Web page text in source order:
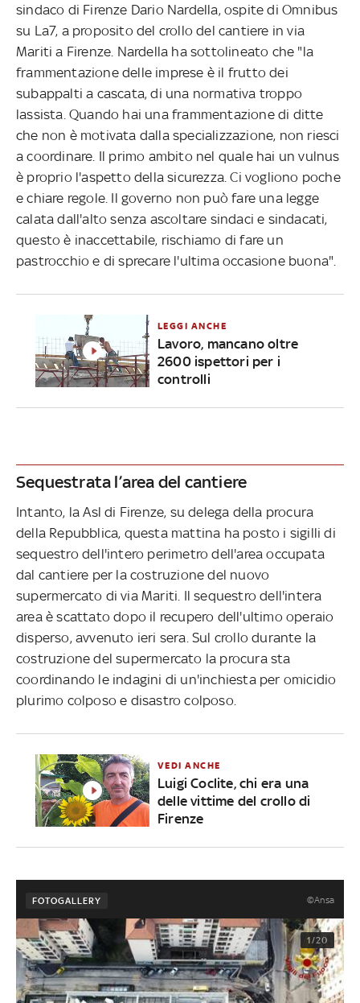
sindaco di Firenze Dario Nardella, ospite di Omnibus
su La7, a proposito del crollo del cantiere in via
Mariti a Firenze. Nardella ha sottolineato che "la
frammentazione delle imprese è il frutto dei
subappalti a cascata, di una normativa troppo
lassista. Quando hai una frammentazione di ditte
che non è motivata dalla specializzazione, non riesci
a coordinare. Il primo ambito nel quale hai un vulnus
è proprio l'aspetto della sicurezza. Ci vogliono poche
e chiare regole. Il governo non può fare una legge
calata dall'alto senza ascoltare sindaci e sindacati,
questo è inaccettabile, rischiamo di fare un
pastrocchio e di sprecare l'ultima occasione buona".
LEGGI ANCHE
Lavoro, mancano oltre
2600 ispettori per i
controlli
Sequestrata l’area del cantiere
Intanto, la Asl di Firenze, su delega della procura
della Repubblica, questa mattina ha posto i sigilli di
sequestro dell'intero perimetro dell'area occupata
dal cantiere per la costruzione del nuovo
supermercato di via Mariti. Il sequestro dell'intera
area è scattato dopo il recupero dell'ultimo operaio
disperso, avvenuto ieri sera. Sul crollo durante la
costruzione del supermercato la procura sta
coordinando le indagini di un'inchiesta per omicidio
plurimo colposo e disastro colposo.
VEDI ANCHE
Luigi Coclite, chi era una
delle vittime del crollo di
Firenze
FOTOGALLERY ©Ansa
1/20